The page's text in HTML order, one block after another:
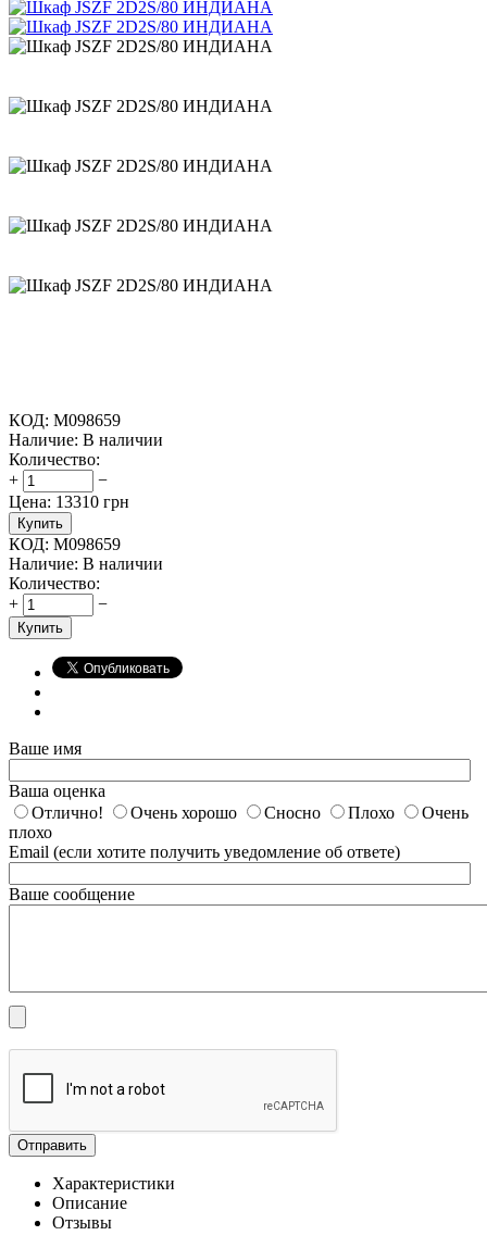
КОД: M098659
Наличие: В наличии
Количество:
+
−
Цена: 13310 грн
Купить
КОД: M098659
Наличие: В наличии
Количество:
+
−
Купить
Ваше имя
Ваша оценка
Отлично!
Очень хорошо Сносно Плохо
Очень
плохо
Email (если хотите получить уведомление об ответе)
Ваше сообщение
Отправить
Характеристики
Описание
Отзывы